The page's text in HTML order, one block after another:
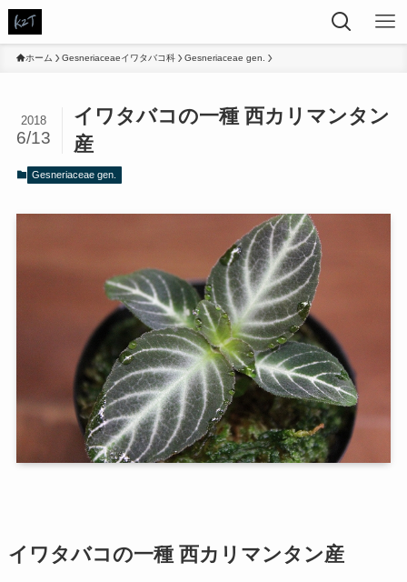
ホーム Gesneriaceaeイワタバコ科 Gesneriaceae gen.
イワタバコの一種 西カリマンタン
産
2018
6/13
Gesneriaceae gen.
イワタバコの一種 西カリマンタン産